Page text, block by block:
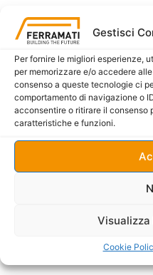
Gestisci
Per fornire le migliori esperienze,
per memorizzare e/o accedere
consenso a queste tecnologie ci
comportamento di navigazione o
acconsentire o ritirare il consenso
caratteristiche e funzioni.
Cookie